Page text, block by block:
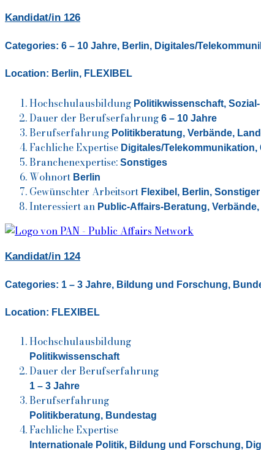
Kandidat/in 126
Categories: 6 – 10 Jahre, Berlin, Digitales/
Location: Berlin, FLEXIBEL
Hochschulausbildung Politikwissenschaft,
Dauer der Berufserfahrung 6 – 10 Jahre
Berufserfahrung Politikberatung, Verbände,
Fachliche Expertise Digitales/
Branchenexpertise: Sonstiges
Wohnort Berlin
Gewünschter Arbeitsort Flexibel, Berlin, Sonstiger
Interessiert an Public-Affairs-Beratung, Verbände,
Kandidat/in 124
Categories: 1 – 3 Jahre, Bildung und Forschung,
Location: FLEXIBEL
Hochschulausbildung
Politikwissenschaft
Dauer der Berufserfahrung
1 – 3 Jahre
Berufserfahrung
Politikberatung, Bundestag
Fachliche Expertise
Internationale Politik, Bildung und Forschung,